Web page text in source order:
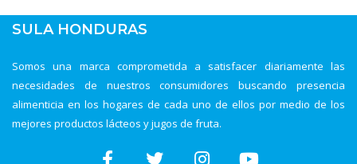
SULA HONDURAS
Somos una marca comprometida a satisfacer diariamente las
necesidades de nuestros consumidores buscando presencia
alimenticia en los hogares de cada uno de ellos por medio de los
mejores productos lácteos y jugos de fruta.